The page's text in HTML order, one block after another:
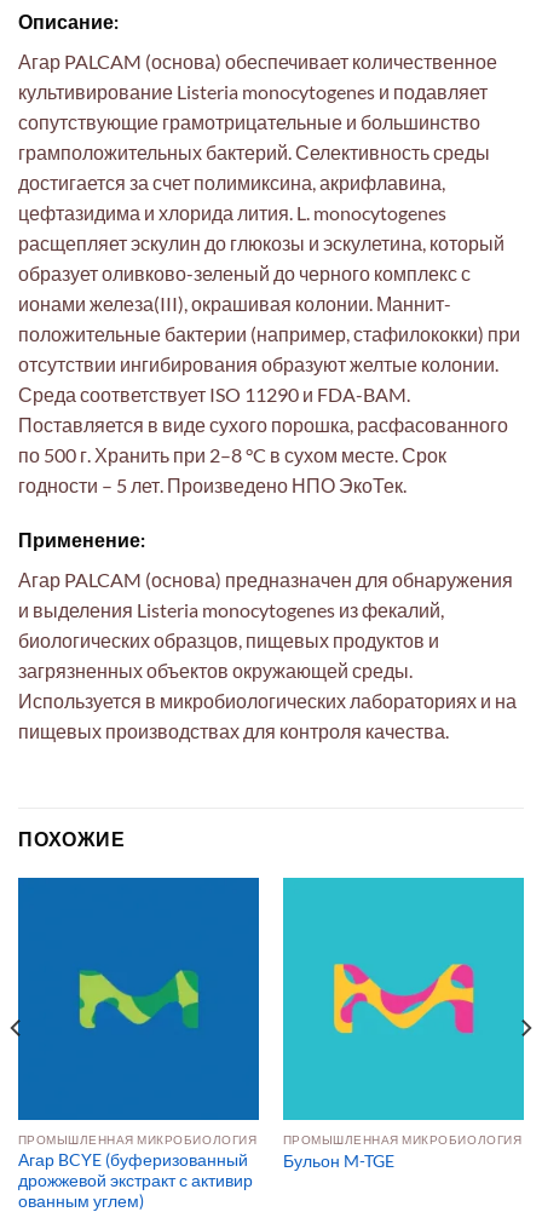
Описание:
Агар PALCAM (основа) обеспечивает количественное
культивирование Listeria monocytogenes и подавляет
сопутствующие грамотрицательные и большинство
грамположительных бактерий. Селективность среды
достигается за счет полимиксина, акрифлавина,
цефтазидима и хлорида лития. L. monocytogenes
расщепляет эскулин до глюкозы и эскулетина, который
образует оливково-зеленый до черного комплекс с
ионами железа(III), окрашивая колонии. Маннит-
положительные бактерии (например, стафилококки) при
отсутствии ингибирования образуют желтые колонии.
Среда соответствует ISO 11290 и FDA-BAM.
Поставляется в виде сухого порошка, расфасованного
по 500 г. Хранить при 2–8 °C в сухом месте. Срок
годности – 5 лет. Произведено НПО ЭкоТек.
Применение:
Агар PALCAM (основа) предназначен для обнаружения
и выделения Listeria monocytogenes из фекалий,
биологических образцов, пищевых продуктов и
загрязненных объектов окружающей среды.
Используется в микробиологических лабораториях и на
пищевых производствах для контроля качества.
ПОХОЖИЕ
ПРОМЫШЛЕННАЯ МИКРОБИОЛОГИЯ
Агар BCYE (буферизованный
дрожжевой экстракт с активир
ованным углем)
ПРОМЫШЛЕННАЯ МИКРОБИОЛОГИЯ
Бульон M-TGE